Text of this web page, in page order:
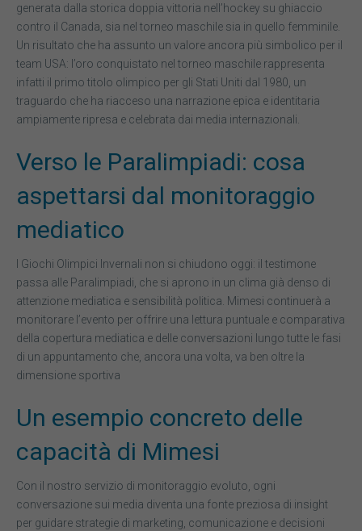
generata dalla storica doppia vittoria nell’hockey su ghiaccio
contro il Canada, sia nel torneo maschile sia in quello femminile.
Un risultato che ha assunto un valore ancora più simbolico per il
team USA: l’oro conquistato nel torneo maschile rappresenta
infatti il primo titolo olimpico per gli Stati Uniti dal 1980, un
traguardo che ha riacceso una narrazione epica e identitaria
ampiamente ripresa e celebrata dai media internazionali.
Verso le Paralimpiadi: cosa
aspettarsi dal monitoraggio
mediatico
I Giochi Olimpici Invernali non si chiudono oggi: il testimone
passa alle Paralimpiadi, che si aprono in un clima già denso di
attenzione mediatica e sensibilità politica. Mimesi continuerà a
monitorare l’evento per offrire una lettura puntuale e comparativa
della copertura mediatica e delle conversazioni lungo tutte le fasi
di un appuntamento che, ancora una volta, va ben oltre la
dimensione sportiva
Un esempio concreto delle
capacità di Mimesi
Con il nostro servizio di monitoraggio evoluto, ogni
conversazione sui media diventa una fonte preziosa di insight
per guidare strategie di marketing, comunicazione e decisioni